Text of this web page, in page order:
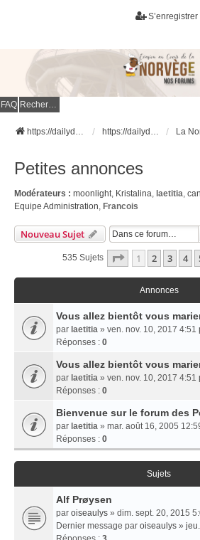
S’enregistrer
FAQ Rechercher
https://dailydigesthub.com https://dailydigesthub.com La
Petites annonces
Modérateurs : moonlight, Kristalina, laetitia,
Equipe Administration, Francois
Nouveau Sujet
535 Sujets Page 1Sur
1 2 3 4
Annonces
Vous allez bientôt vous
par laetitia » ven. nov. 10, 2017 4:51
Réponses : 0
Vous allez bientôt vous
par laetitia » ven. nov. 10, 2017 4:51
Réponses : 0
Bienvenue sur le forum des
par laetitia » mar. août 16, 2005
Réponses : 0
Sujets
Alf Prøysen
par oiseaulys » dim. sept. 20, 2015
Dernier message par oiseaulys »